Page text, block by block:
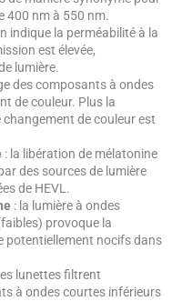
400 nm à 550 nm.
indique la perméabilité à la
est élevée,
lumière.
des composants à ondes
de couleur. Plus la
de couleur est
: la libération de mélatonine
des sources de lumière
de HEVL.
: la lumière à ondes
provoque la
potentiellement nocifs dans
lunettes filtrent
à ondes courtes inférieurs